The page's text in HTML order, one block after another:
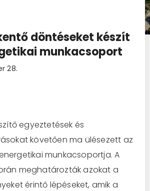
döntéseket készít
munkacsoport
28.
egyeztetések és
követően ma ülésezett az
munkacsoportja. A
meghatározták azokat a
érintő lépéseket, amik a